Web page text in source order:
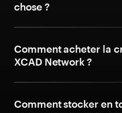
chose ?
Comment acheter la
XCAD Network ?
Comment stocker en